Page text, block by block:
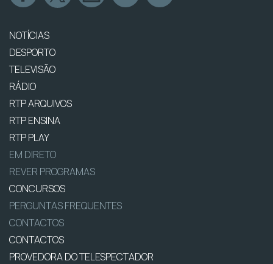
NOTÍCIAS
DESPORTO
TELEVISÃO
RÁDIO
RTP ARQUIVOS
RTP ENSINA
RTP PLAY
EM DIRETO
REVER PROGRAMAS
CONCURSOS
PERGUNTAS FREQUENTES
CONTACTOS
CONTACTOS
PROVEDORA DO TELESPECTADOR